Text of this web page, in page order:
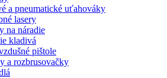
a pneumatické uťahováky
lasery
na náradie
kladivá
pištole
a rozbrusovačky